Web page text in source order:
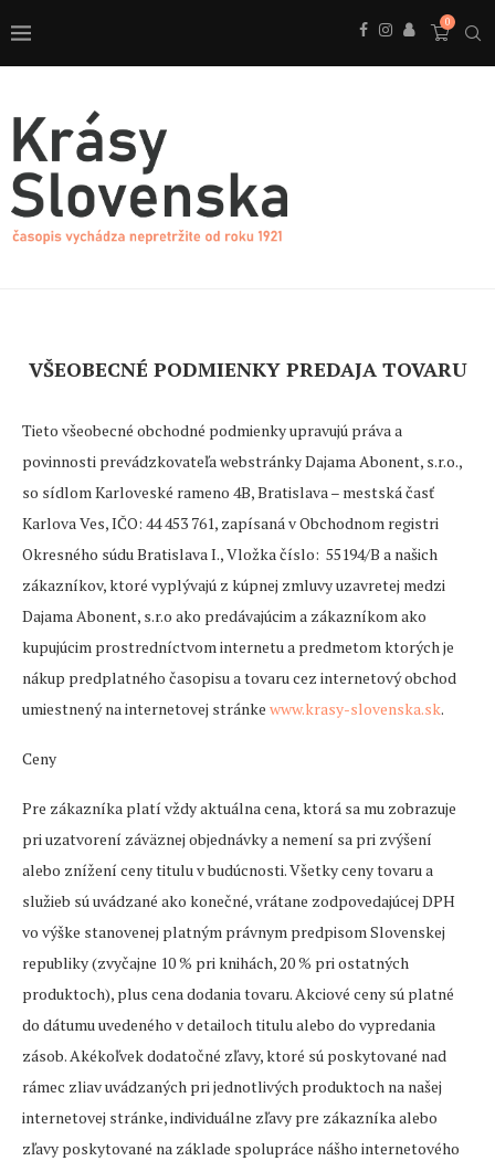
0
VŠEOBECNÉ PODMIENKY PREDAJA TOVARU
Tieto všeobecné obchodné podmienky upravujú práva a
povinnosti prevádzkovateľa webstránky Dajama Abonent, s.r.o.,
so sídlom Karloveské rameno 4B, Bratislava – mestská časť
Karlova Ves, IČO: 44 453 761, zapísaná v Obchodnom registri
Okresného súdu Bratislava I., Vložka číslo: 55194/B a našich
zákazníkov, ktoré vyplývajú z kúpnej zmluvy uzavretej medzi
Dajama Abonent, s.r.o ako predávajúcim a zákazníkom ako
kupujúcim prostredníctvom internetu a predmetom ktorých je
nákup predplatného časopisu a tovaru cez internetový obchod
umiestnený na internetovej stránke www.krasy-slovenska.sk.
Ceny
Pre zákazníka platí vždy aktuálna cena, ktorá sa mu zobrazuje
pri uzatvorení záväznej objednávky a nemení sa pri zvýšení
alebo znížení ceny titulu v budúcnosti. Všetky ceny tovaru a
služieb sú uvádzané ako konečné, vrátane zodpovedajúcej DPH
vo výške stanovenej platným právnym predpisom Slovenskej
republiky (zvyčajne 10 % pri knihách, 20 % pri ostatných
produktoch), plus cena dodania tovaru. Akciové ceny sú platné
do dátumu uvedeného v detailoch titulu alebo do vypredania
zásob. Akékoľvek dodatočné zľavy, ktoré sú poskytované nad
rámec zliav uvádzaných pri jednotlivých produktoch na našej
internetovej stránke, individuálne zľavy pre zákazníka alebo
zľavy poskytované na základe spolupráce nášho internetového